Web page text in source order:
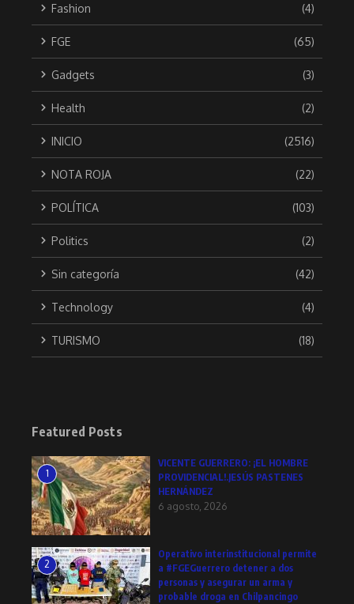
Fashion (4)
FGE (65)
Gadgets (3)
Health (2)
INICIO (2516)
NOTA ROJA (22)
POLÍTICA (103)
Politics (2)
Sin categoría (42)
Technology (4)
TURISMO (18)
Featured Posts
1
VICENTE GUERRERO: ¡EL HOMBRE
PROVIDENCIAL!.JESÚS PASTENES
HERNÁNDEZ
6 agosto, 2026
2
Operativo interinstitucional permite
a #FGEGuerrero detener a dos
personas y asegurar un arma y
probable droga en Chilpancingo